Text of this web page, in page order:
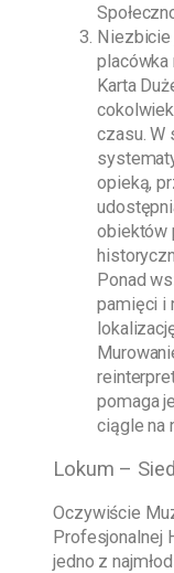
Niezbicie
placówka
Karta
czasu. W
opieką,
obiektów
Ponad
pamięci i
pomaga
ciągle na
Lokum –
Oczywiście
Profesjonalnej
jedno z